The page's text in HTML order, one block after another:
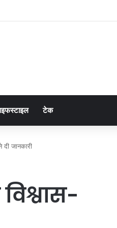
जन विश्वास अभियान
टेक
जानकारी